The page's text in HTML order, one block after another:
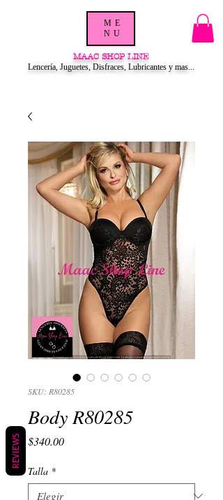
MAAC SHOP LINE
Lencería, Juguetes, Disfraces, Lubricantes y mas...
ME
NU
SKU: R80285
Body R80285
$340.00Precio
Talla *
REVIEWS